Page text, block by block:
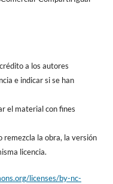
a los autores
e indicar si se han
el material con fines
remezcla la obra, la versión
licencia.
licenses/by-nc-